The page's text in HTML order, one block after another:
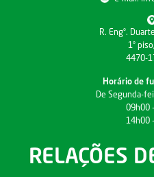
R. Engº.
1º
4470-
Horário de
De Segunda-
09h00
14h00
RELAÇÕES